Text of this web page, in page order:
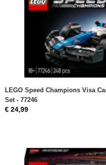
LEGO Speed Champions Visa
Set - 77246
€ 24,99